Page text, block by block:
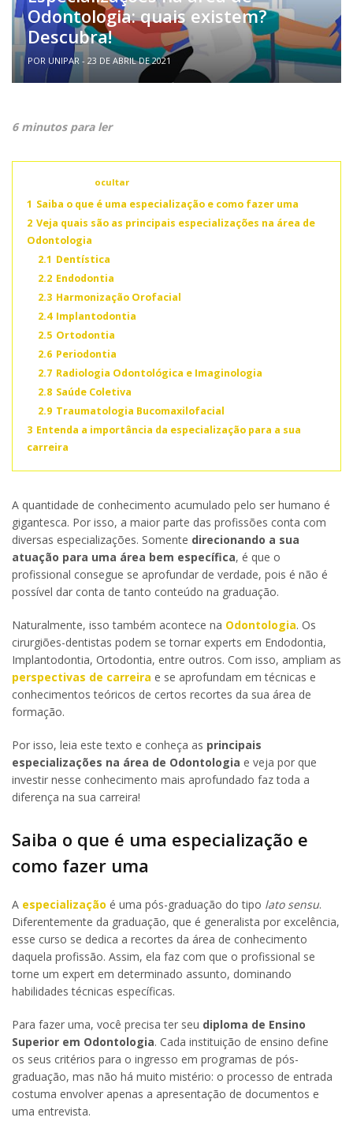
Odontologia: quais existem?
Descubra!
POR UNIPAR - 23 DE ABRIL DE 2021
6 minutos para ler
ocultar
1 Saiba o que é uma especialização e como fazer uma
2 Veja quais são as principais especializações na área de
Odontologia
2.1 Dentística
2.2 Endodontia
2.3 Harmonização Orofacial
2.4 Implantodontia
2.5 Ortodontia
2.6 Periodontia
2.7 Radiologia Odontológica e Imaginologia
2.8 Saúde Coletiva
2.9 Traumatologia Bucomaxilofacial
3 Entenda a importância da especialização para a sua
carreira
A quantidade de conhecimento acumulado pelo ser humano é
gigantesca. Por isso, a maior parte das profissões conta com
diversas especializações. Somente direcionando a sua
atuação para uma área bem específica, é que o
profissional consegue se aprofundar de verdade, pois é não é
possível dar conta de tanto conteúdo na graduação.
Naturalmente, isso também acontece na Odontologia. Os
cirurgiões-dentistas podem se tornar experts em Endodontia,
Implantodontia, Ortodontia, entre outros. Com isso, ampliam as
perspectivas de carreira e se aprofundam em técnicas e
conhecimentos teóricos de certos recortes da sua área de
formação.
Por isso, leia este texto e conheça as principais
especializações na área de Odontologia e veja por que
investir nesse conhecimento mais aprofundado faz toda a
diferença na sua carreira!
Saiba o que é uma especialização e
como fazer uma
A especialização é uma pós-graduação do tipo lato sensu.
Diferentemente da graduação, que é generalista por excelência,
esse curso se dedica a recortes da área de conhecimento
daquela profissão. Assim, ela faz com que o profissional se
torne um expert em determinado assunto, dominando
habilidades técnicas específicas.
Para fazer uma, você precisa ter seu diploma de Ensino
Superior em Odontologia. Cada instituição de ensino define
os seus critérios para o ingresso em programas de pós-
graduação, mas não há muito mistério: o processo de entrada
costuma envolver apenas a apresentação de documentos e
uma entrevista.